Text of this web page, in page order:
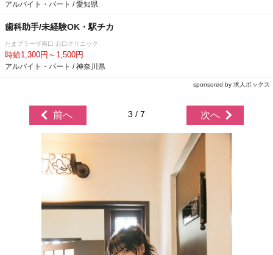
アルバイト・パート / 愛知県
歯科助手/未経験OK・駅チカ
たまプラーザ南口 お口クリニック
時給1,300円～1,500円
アルバイト・パート / 神奈川県
sponsored by 求人ボックス
前へ 3 / 7 次へ